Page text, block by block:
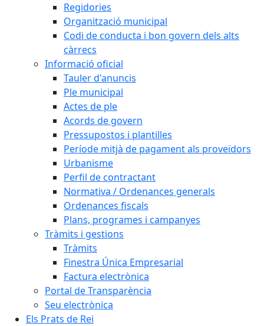
Regidories
Organització municipal
Codi de conducta i bon govern dels alts
càrrecs
Informació oficial
Tauler d'anuncis
Ple municipal
Actes de ple
Acords de govern
Pressupostos i plantilles
Període mitjà de pagament als proveïdors
Urbanisme
Perfil de contractant
Normativa / Ordenances generals
Ordenances fiscals
Plans, programes i campanyes
Tràmits i gestions
Tràmits
Finestra Única Empresarial
Factura electrònica
Portal de Transparència
Seu electrònica
Els Prats de Rei